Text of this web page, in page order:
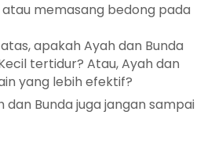
atau memasang bedong pada
apakah Ayah dan Bunda
tertidur? Atau, Ayah dan
yang lebih efektif?
dan Bunda juga jangan sampai